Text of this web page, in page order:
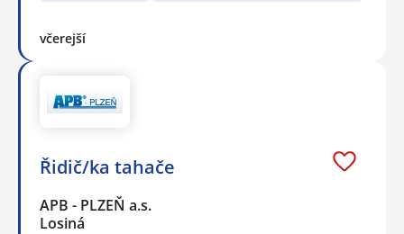
včerejší
Řidič/ka tahače
APB - PLZEŇ a.s.
Losiná